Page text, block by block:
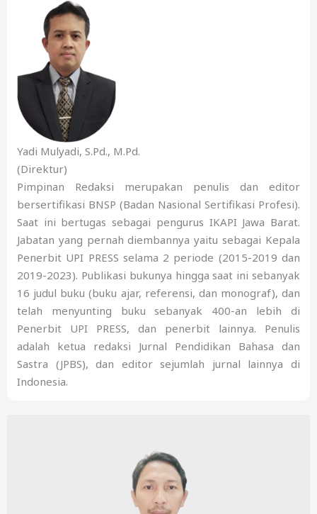
Yadi Mulyadi, S.Pd., M.Pd.
(Direktur)
Pimpinan Redaksi merupakan penulis dan editor
bersertifikasi BNSP (Badan Nasional Sertifikasi Profesi).
Saat ini bertugas sebagai pengurus IKAPI Jawa Barat.
Jabatan yang pernah diembannya yaitu sebagai Kepala
Penerbit UPI PRESS selama 2 periode (2015-2019 dan
2019-2023). Publikasi bukunya hingga saat ini sebanyak
16 judul buku (buku ajar, referensi, dan monograf), dan
telah menyunting buku sebanyak 400-an lebih di
Penerbit UPI PRESS, dan penerbit lainnya. Penulis
adalah ketua redaksi Jurnal Pendidikan Bahasa dan
Sastra (JPBS), dan editor sejumlah jurnal lainnya di
Indonesia.